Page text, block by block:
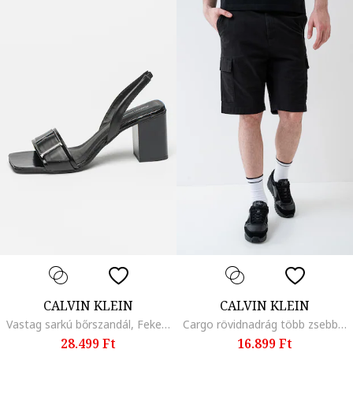
CALVIN KLEIN
Vastag sarkú bőrszandál, Fekete
28.499 Ft
CALVIN KLEIN
Cargo rövidnadrág több zsebbel, Fekete
16.899 Ft